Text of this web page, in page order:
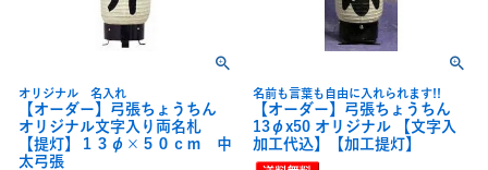
オリジナル 名入れ
【オーダー】弓張ちょうちん
オリジナル文字入り両名札
【提灯】１３φ×５０ｃｍ 中
太弓張
名前も言葉も自由に入れられます!!
【オーダー】弓張ちょうちん
13φx50 オリジナル 【文字入
加工代込】【加工提灯】